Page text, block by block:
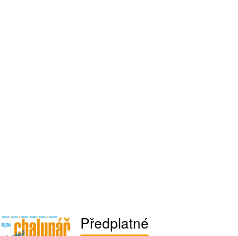
Předplatné